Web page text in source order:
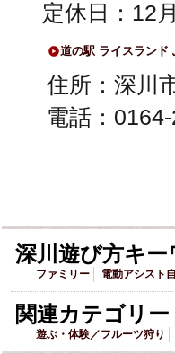
定休日：12
道の駅 ライスランド
住所：深川
電話：
深川遊び方キー
ファミリー 電動アシスト
関連カテゴリー
遊ぶ・体験／フルーツ狩り